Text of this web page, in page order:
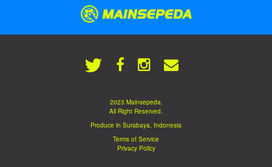
2023 Mainsepeda.
All Right Reserved.
Produce in Surabaya, Indonesia
Terms of Service
Privacy Policy